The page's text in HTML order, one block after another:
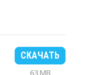
СКАЧАТЬ
63 MB